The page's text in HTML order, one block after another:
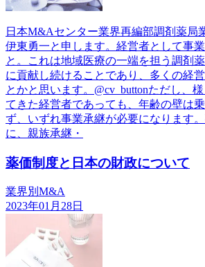
日本M&Aセンター業界再編部調剤薬局
伊東勇一と申します。経営者として事
と。これは地域医療の一端を担う調剤
に貢献し続けることであり、多くの経
とかと思います。@cv_buttonただし、
てきた経営者であっても、年齢の壁は
ず、いずれ事業承継が必要になります
に、親族承継・
薬価制度と日本の財政について
業界別M&A
2023年01月28日